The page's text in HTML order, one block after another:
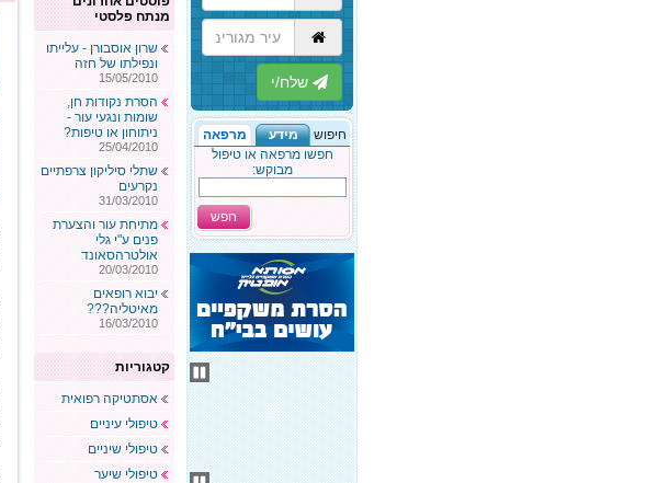
הבא
חיפוש מידע
מרפאה
חפשו מרפאה או טיפול
מבוקש:
חפש
מנתח פלסטי
שרון אוסבורן - עלייתו
ונפילתו של חזה
15/05/2010
הסרת נקודות חן,
שומות ונגעי עור -
ניתוחון או טיפות?
25/04/2010
שתלי סיליקון צרפתיים
נקרעים
31/03/2010
מתיחת עור והצערת
פנים ע"י גלי
אולטרהסאונד
20/03/2010
יבוא רופאים
מאיטליה???
16/03/2010
קטגוריות
אסתטיקה רפואית
טיפולי עיניים
טיפולי שיניים
טיפולי שיער